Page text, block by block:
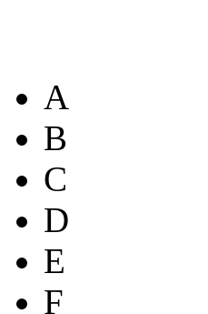
A
B
C
D
E
F